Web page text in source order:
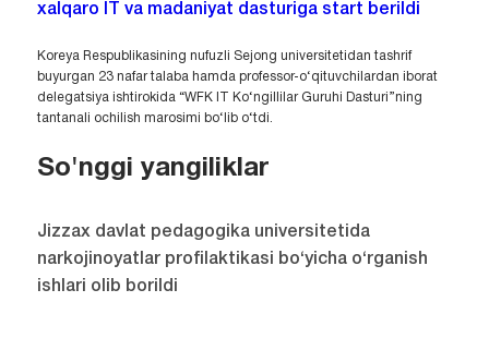
xalqaro IT va madaniyat dasturiga start berildi
Koreya Respublikasining nufuzli Sejong universitetidan tashrif
buyurgan 23 nafar talaba hamda professor-o‘qituvchilardan iborat
delegatsiya ishtirokida “WFK IT Ko‘ngillilar Guruhi Dasturi”ning
tantanali ochilish marosimi bo‘lib o‘tdi.
So'nggi yangiliklar
Jizzax davlat pedagogika universitetida
narkojinoyatlar profilaktikasi bo‘yicha o‘rganish
ishlari olib borildi